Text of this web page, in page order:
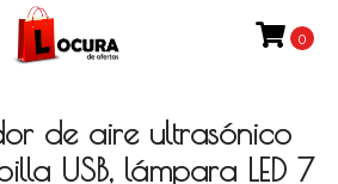
0
de aire ultrasónico
USB, lámpara LED 7